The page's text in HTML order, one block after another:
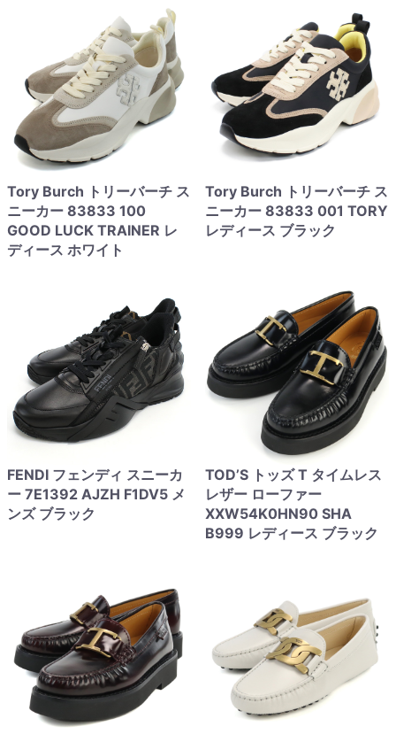
Tory Burch トリーバーチ ス
ニーカー 83833 100
GOOD LUCK TRAINER レ
ディース ホワイト
Tory Burch トリーバーチ ス
ニーカー 83833 001 TORY
レディース ブラック
FENDI フェンディ スニーカ
ー 7E1392 AJZH F1DV5 メ
ンズ ブラック
TOD’S トッズ T タイムレス
レザー ローファー
XXW54K0HN90 SHA
B999 レディース ブラック